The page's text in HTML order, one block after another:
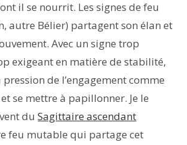
il se nourrit. Les signes de feu
autre Bélier) partagent son élan et
Avec un signe trop
exigeant en matière de stabilité,
de l’engagement comme
se mettre à papillonner. Je le
duSagittaire ascendant
feu mutable qui partage cet